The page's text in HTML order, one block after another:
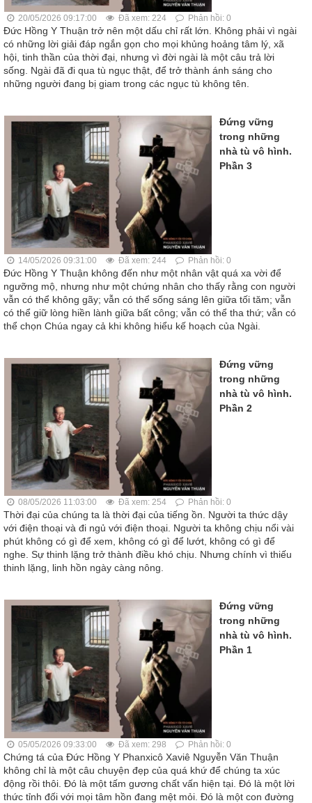
20/05/2026 09:17:00 Đã xem: 224 Phản hồi: 0
Đức Hồng Y Thuận trở nên một dấu chỉ rất lớn. Không phải vì ngài
có những lời giải đáp ngắn gọn cho mọi khủng hoảng tâm lý, xã
hội, tinh thần của thời đại, nhưng vì đời ngài là một câu trả lời
sống. Ngài đã đi qua tù ngục thật, để trở thành ánh sáng cho
những người đang bị giam trong các ngục tù không tên.
Đứng vững
trong những
nhà tù vô hình.
Phần 3
14/05/2026 09:31:00 Đã xem: 244 Phản hồi: 0
Đức Hồng Y Thuận không đến như một nhân vật quá xa vời để
ngưỡng mộ, nhưng như một chứng nhân cho thấy rằng con người
vẫn có thể không gãy; vẫn có thể sống sáng lên giữa tối tăm; vẫn
có thể giữ lòng hiền lành giữa bất công; vẫn có thể tha thứ; vẫn có
thể chọn Chúa ngay cả khi không hiểu kế hoạch của Ngài.
Đứng vững
trong những
nhà tù vô hình.
Phần 2
08/05/2026 11:03:00 Đã xem: 254 Phản hồi: 0
Thời đại của chúng ta là thời đại của tiếng ồn. Người ta thức dậy
với điện thoại và đi ngủ với điện thoại. Người ta không chịu nổi vài
phút không có gì để xem, không có gì để lướt, không có gì để
nghe. Sự thinh lặng trở thành điều khó chịu. Nhưng chính vì thiếu
thinh lặng, linh hồn ngày càng nông.
Đứng vững
trong những
nhà tù vô hình.
Phần 1
05/05/2026 09:33:00 Đã xem: 298 Phản hồi: 0
Chứng tá của Đức Hồng Y Phanxicô Xaviê Nguyễn Văn Thuận
không chỉ là một câu chuyện đẹp của quá khứ để chúng ta xúc
động rồi thôi. Đó là một tấm gương chất vấn hiện tại. Đó là một lời
thức tỉnh đối với mọi tâm hồn đang mệt mỏi. Đó là một con đường